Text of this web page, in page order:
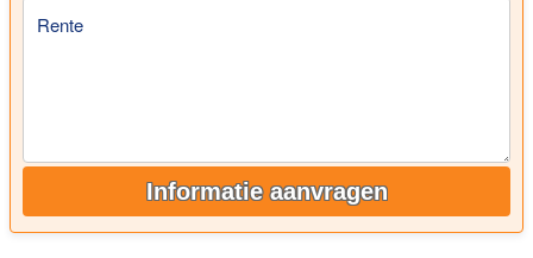
Rente
Informatie aanvragen